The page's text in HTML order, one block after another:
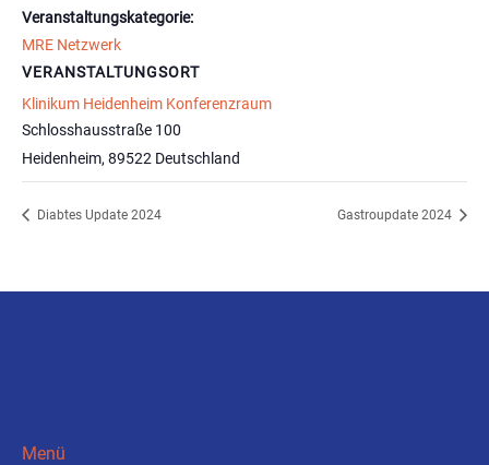
Veranstaltungskategorie:
MRE Netzwerk
VERANSTALTUNGSORT
Klinikum Heidenheim Konferenzraum
Schlosshausstraße 100
Heidenheim, 89522 Deutschland
Diabtes Update 2024 Gastroupdate 2024
Menü